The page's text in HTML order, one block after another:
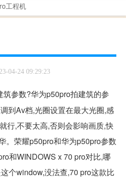
工程机
04-24 09:29:23
筑参数?华为p50pro拍建筑的参
到Av档,光圈设置在最大光圈,感
行,不要太高,否则会影响画质,快
。荣耀p50pro和华为p50pro参数
和WINDOWS x 70 pro对比,哪
个window,没法查,70 pro这款比